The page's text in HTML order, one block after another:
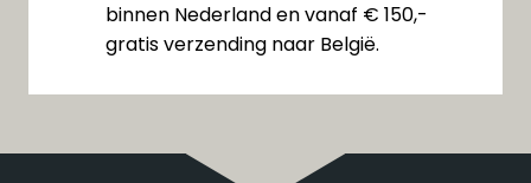
binnen Nederland en vanaf € 150,-
gratis verzending naar België.